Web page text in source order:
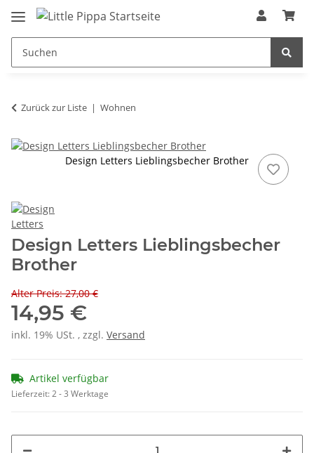
Zum Hauptinhalt springen
springen
Zurück zur Liste Wohnen
Design Letters Lieblingsbecher Brother
Design Letters Lieblingsbecher
Brother
Alter Preis: 27,00 €
14,95 €
inkl. 19% USt. , zzgl. Versand
Artikel verfügbar
Lieferzeit:2 - 3 Werktage